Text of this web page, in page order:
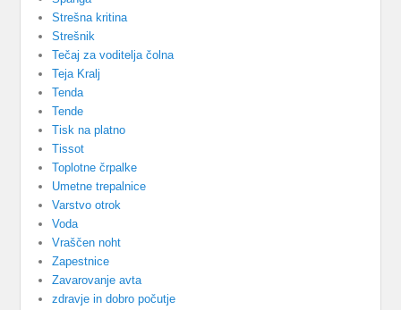
Strešna kritina
Strešnik
Tečaj za voditelja čolna
Teja Kralj
Tenda
Tende
Tisk na platno
Tissot
Toplotne črpalke
Umetne trepalnice
Varstvo otrok
Voda
Vraščen noht
Zapestnice
Zavarovanje avta
zdravje in dobro počutje